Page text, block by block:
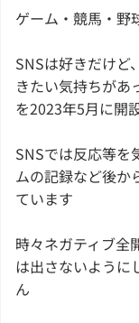
ゲーム・競馬・野
SNSは好きだけど
きたい気持ちがあ
を2023年5月に開
SNSでは反応等を
ムの記録など後か
ています
時々ネガティブ全
は出さないよう
ん